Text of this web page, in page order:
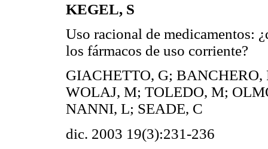
KEGEL, S
Uso racional de medicamentos:
los fármacos de uso corriente?
GIACHETTO, G;
WOLAJ, M; TOLEDO, M;
NANNI, L; SEADE, C
dic. 2003 19(3):231-236